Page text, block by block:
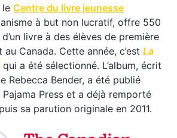
le Centre du livre jeunesse
à but non lucratif, offre 550
livre à des élèves de première
Canada. Cette année, c’est La
qui a été sélectionné. L’album, écrit
Rebecca Bender, a été publié
Press et a déjà remporté
sa parution originale en 2011.